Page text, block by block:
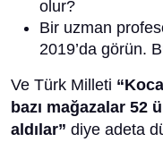
olur?
Bir uzman
2019’da görün.
Ve Türk Milleti
bazı mağazalar 52
aldılar” diye adeta